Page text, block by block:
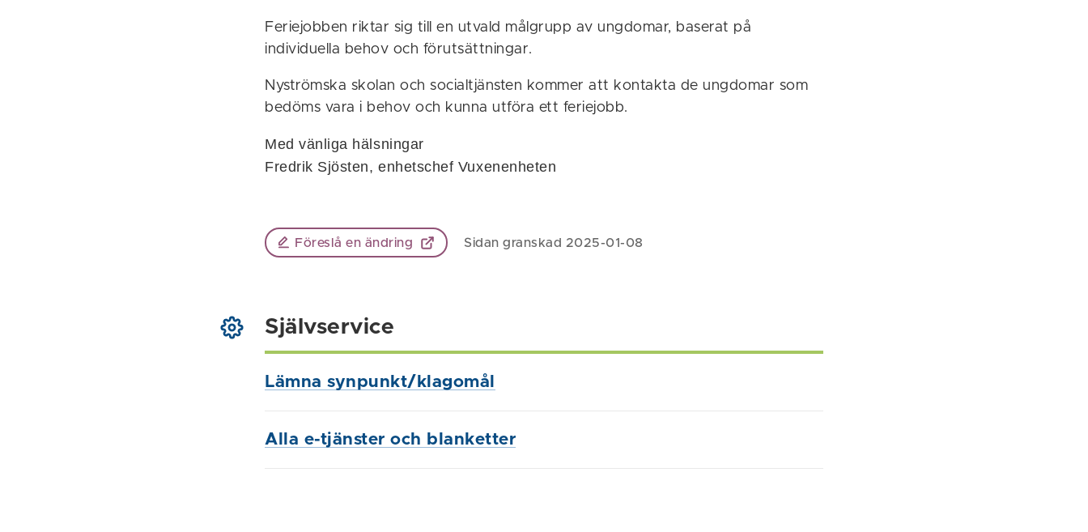
Feriejobben riktar sig till en utvald målgrupp av ungdomar, baserat på
individuella behov och förutsättningar.
Nyströmska skolan och socialtjänsten kommer att kontakta de ungdomar som
bedöms vara i behov och kunna utföra ett feriejobb.
Med vänliga hälsningar
Fredrik Sjösten, enhetschef Vuxenenheten
Föreslå en ändring Sidan granskad 2025-01-08
Självservice
Lämna synpunkt/klagomål
Alla e-tjänster och blanketter